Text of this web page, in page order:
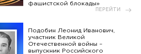
фашистской блокады»
ПЕРЕЙТИ
Подобин Леонид Иванович,
участник Великой
Отечественной войны –
выпускник Российского